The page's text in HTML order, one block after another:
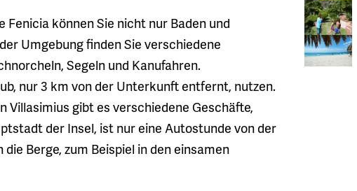
können Sie nicht nur Baden und
Umgebung finden Sie verschiedene
Segeln und Kanufahren.
nur 3 km von der Unterkunft entfernt, nutzen.
Villasimius gibt es verschiedene Geschäfte,
der Insel, ist nur eine Autostunde von der
Berge, zum Beispiel in den einsamen